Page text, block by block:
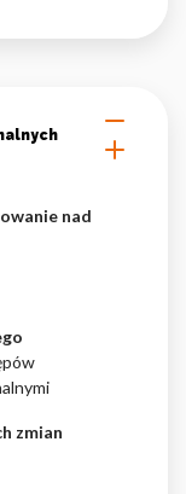
nad
zmian